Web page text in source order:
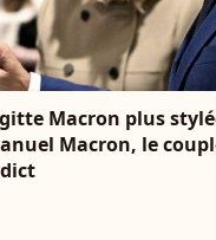
Macron plus
Macron, le